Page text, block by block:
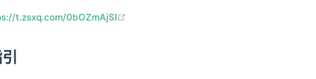
t.zsxq.com/0bOZmAjSI